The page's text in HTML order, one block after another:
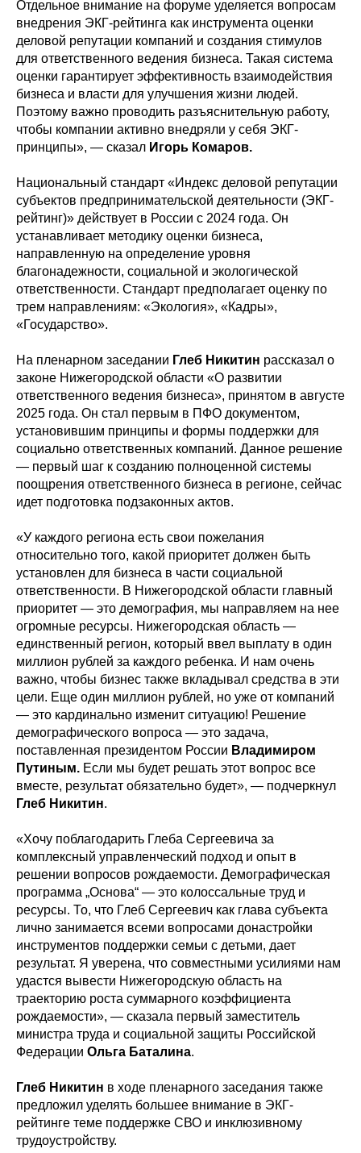
Отдельное внимание на форуме уделяется вопросам
внедрения ЭКГ-рейтинга как инструмента оценки
деловой репутации компаний и создания стимулов
для ответственного ведения бизнеса. Такая система
оценки гарантирует эффективность взаимодействия
бизнеса и власти для улучшения жизни людей.
Поэтому важно проводить разъяснительную работу,
чтобы компании активно внедряли у себя ЭКГ-
принципы», — сказал Игорь Комаров.
Национальный стандарт «Индекс деловой репутации
субъектов предпринимательской деятельности (ЭКГ-
рейтинг)» действует в России с 2024 года. Он
устанавливает методику оценки бизнеса,
направленную на определение уровня
благонадежности, социальной и экологической
ответственности. Стандарт предполагает оценку по
трем направлениям: «Экология», «Кадры»,
«Государство».
На пленарном заседании Глеб Никитин рассказал о
законе Нижегородской области «О развитии
ответственного ведения бизнеса», принятом в августе
2025 года. Он стал первым в ПФО документом,
установившим принципы и формы поддержки для
социально ответственных компаний. Данное решение
— первый шаг к созданию полноценной системы
поощрения ответственного бизнеса в регионе, сейчас
идет подготовка подзаконных актов.
«У каждого региона есть свои пожелания
относительно того, какой приоритет должен быть
установлен для бизнеса в части социальной
ответственности. В Нижегородской области главный
приоритет — это демография, мы направляем на нее
огромные ресурсы. Нижегородская область —
единственный регион, который ввел выплату в один
миллион рублей за каждого ребенка. И нам очень
важно, чтобы бизнес также вкладывал средства в эти
цели. Еще один миллион рублей, но уже от компаний
— это кардинально изменит ситуацию! Решение
демографического вопроса — это задача,
поставленная президентом России Владимиром
Путиным. Если мы будет решать этот вопрос все
вместе, результат обязательно будет», — подчеркнул
Глеб Никитин.
«Хочу поблагодарить Глеба Сергеевича за
комплексный управленческий подход и опыт в
решении вопросов рождаемости. Демографическая
программа „Основа“ — это колоссальные труд и
ресурсы. То, что Глеб Сергеевич как глава субъекта
лично занимается всеми вопросами донастройки
инструментов поддержки семьи с детьми, дает
результат. Я уверена, что совместными усилиями нам
удастся вывести Нижегородскую область на
траекторию роста суммарного коэффициента
рождаемости», — сказала первый заместитель
министра труда и социальной защиты Российской
Федерации Ольга Баталина.
Глеб Никитин в ходе пленарного заседания также
предложил уделять большее внимание в ЭКГ-
рейтинге теме поддержке СВО и инклюзивному
трудоустройству.